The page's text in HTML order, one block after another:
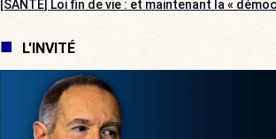
[SANTÉ] Loi fin de vie : et maintenant la «
L'INVITÉ